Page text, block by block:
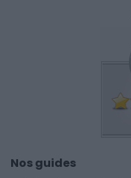
Nos guides